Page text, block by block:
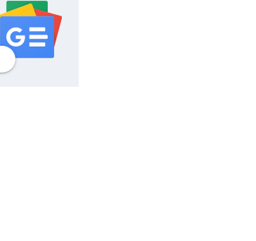
profilgoogle news